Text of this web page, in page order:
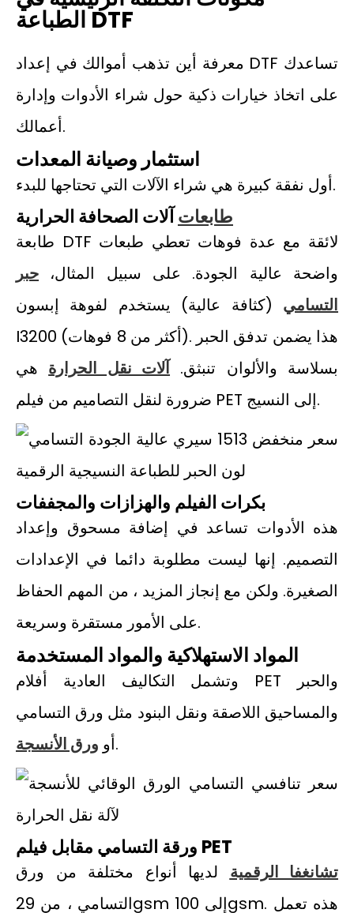
الطباعة DTF
معرفة أين تذهب أموالك في إعداد DTF تساعدك
على اتخاذ خيارات ذكية حول شراء الأدوات وإدارة
أعمالك.
استثمار وصيانة المعدات
أول نفقة كبيرة هي شراء الآلات التي تحتاجها للبدء.
طابعاتآلات الصحافة الحرارية
طابعة DTF لائقة مع عدة فوهات تعطي طبعات
واضحة عالية الجودة. على سبيل المثال، حبر
التسامي (كثافة عالية) يستخدم لفوهة إبسون
I3200 (أكثر من 8 فوهات). هذا يضمن تدفق الحبر
بسلاسة والألوان تنبثق. آلات نقل الحرارة هي
ضرورة لنقل التصاميم من فيلم PET إلى النسيج.
بكرات الفيلم والهزازات والمجففات
هذه الأدوات تساعد في إضافة مسحوق وإعداد
التصميم. إنها ليست مطلوبة دائما في الإعدادات
الصغيرة. ولكن مع إنجاز المزيد ، من المهم الحفاظ
على الأمور مستقرة وسريعة.
المواد الاستهلاكية والمواد المستخدمة
وتشمل التكاليف العادية أفلام PET والحبر
والمساحيق اللاصقة ونقل البنود مثل ورق التسامي
أو ورق الأنسجة .
ورقة التسامي مقابل فيلم PET
تشانغفا الرقمية لديها أنواع مختلفة من ورق
التسامي ، من 29gsm إلى 100gsm. هذه تعمل